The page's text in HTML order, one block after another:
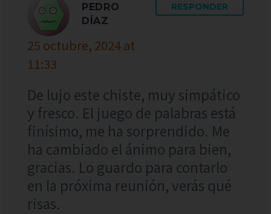
PEDRO
DÍAZ
25 octubre, 2024 at
11:33
RESPONDER
De lujo este chiste, muy simpático
y fresco. El juego de palabras está
finísimo, me ha sorprendido. Me
ha cambiado el ánimo para bien,
gracias. Lo guardo para contarlo
en la próxima reunión, verás qué
risas.